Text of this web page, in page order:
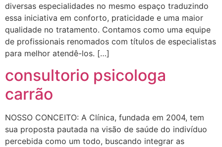
diversas especialidades no mesmo espaço traduzindo
essa iniciativa em conforto, praticidade e uma maior
qualidade no tratamento. Contamos como uma equipe
de profissionais renomados com títulos de especialistas
para melhor atendê-los. […]
consultorio psicologa
carrão
NOSSO CONCEITO: A Clínica, fundada em 2004, tem
sua proposta pautada na visão de saúde do indivíduo
percebida como um todo, buscando integrar as